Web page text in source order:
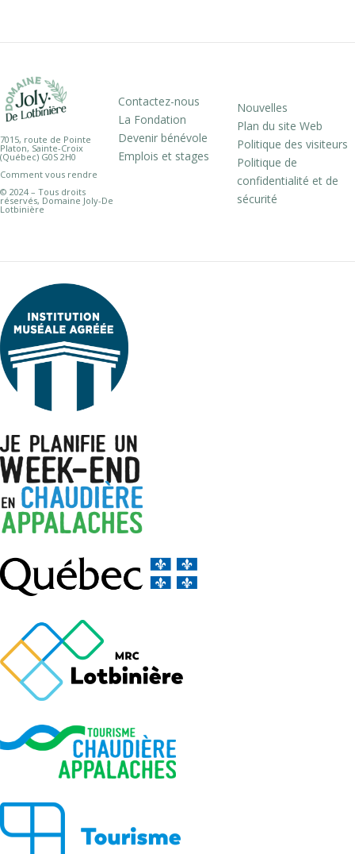
7015, route de Pointe
Platon, Sainte-Croix
(Québec) G0S 2H0
Comment vous rendre
© 2024 – Tous droits
réservés, Domaine Joly-De
Lotbinière
Contactez-nous
La Fondation
Devenir bénévole
Emplois et stages
Nouvelles
Plan du site Web
Politique des visiteurs
Politique de
confidentialité et de
sécurité